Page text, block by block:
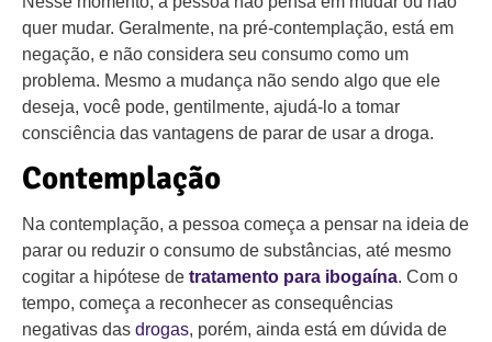
quer mudar. Geralmente, na pré-contemplação, está em
negação, e não considera seu consumo como um
problema. Mesmo a mudança não sendo algo que ele
deseja, você pode, gentilmente, ajudá-lo a tomar
consciência das vantagens de parar de usar a droga.
Contemplação
Na contemplação, a pessoa começa a pensar na ideia de
parar ou reduzir o consumo de substâncias, até mesmo
cogitar a hipótese de tratamento para ibogaína. Com o
tempo, começa a reconhecer as consequências
negativas das drogas, porém, ainda está em dúvida de